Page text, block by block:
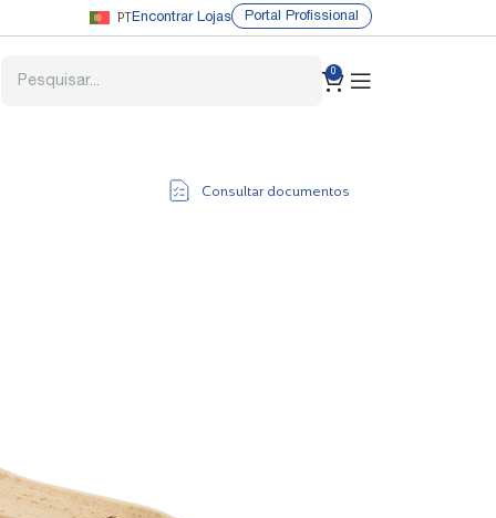
PTEncontrar Lojas Portal Profissional
0
Consultar documentos